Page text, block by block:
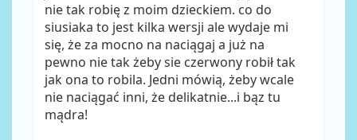
nie tak robię z moim dzieckiem. co do
siusiaka to jest kilka wersji ale wydaje mi
się, że za mocno na naciągaj a już na
pewno nie tak żeby sie czerwony robił tak
jak ona to robila. Jedni mówią, żeby wcale
nie naciągać inni, że delikatnie...i bąz tu
mądra!